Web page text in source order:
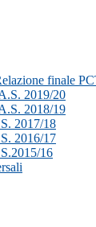
finale
2019/20
2018/19
2017/18
2016/17
16